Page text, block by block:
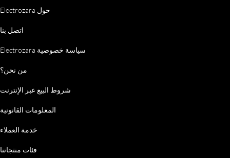
Electrozara حول
اتصل بنا
Electrozara سياسة خصوصية
من نحن؟
شروط البيع عبر الإنترنت
المعلومات القانونية
خدمة العملاء
فئات منتجاتنا